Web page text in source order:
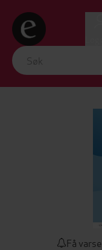
Få